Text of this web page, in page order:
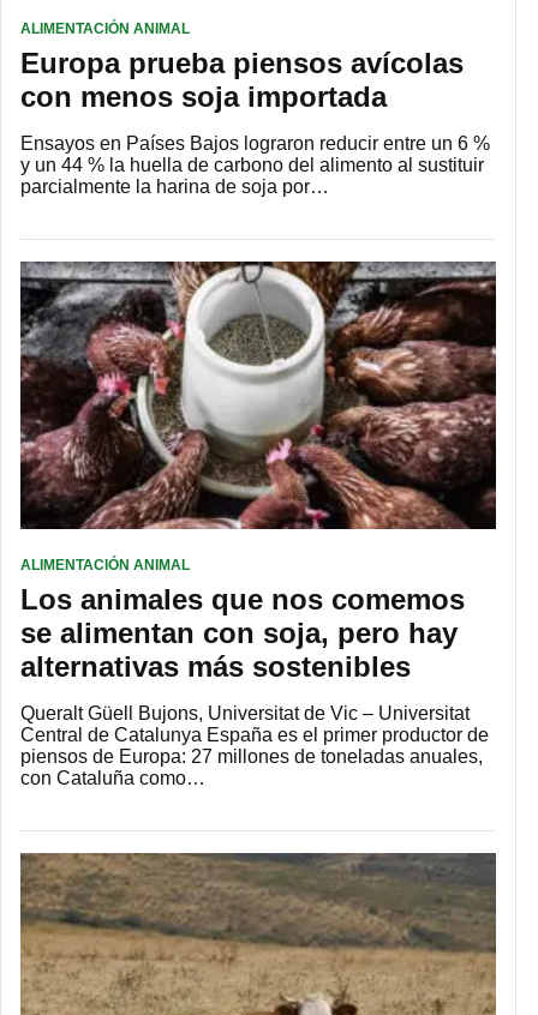
ALIMENTACIÓN ANIMAL
Europa prueba piensos avícolas
con menos soja importada
Ensayos en Países Bajos lograron reducir entre un 6 %
y un 44 % la huella de carbono del alimento al sustituir
parcialmente la harina de soja por…
ALIMENTACIÓN ANIMAL
Los animales que nos comemos
se alimentan con soja, pero hay
alternativas más sostenibles
Queralt Güell Bujons, Universitat de Vic – Universitat
Central de Catalunya España es el primer productor de
piensos de Europa: 27 millones de toneladas anuales,
con Cataluña como…